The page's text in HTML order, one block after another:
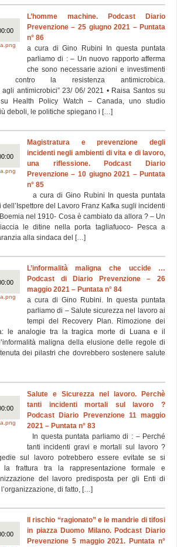
L’homme machine. Podcast Diario
Prevenzione – 25 giugno 2021 – Puntata
n° 86
a cura di Gino Rubini In questa puntata
parliamo di : – Un nuovo rapporto afferma
che sono necessarie azioni e investimenti
contro la resistenza antimicrobica.
agli antimicrobici” 23/ 06/ 2021 • Raisa Santos su
Health Policy Watch – Canada, uno studio
deboli, le politiche spiegano i […]
Magistratura e prevenzione degli
incidenti negli ambienti di vita e di lavoro,
una riflessione. Podcast Diario
Prevenzione – 10 giugno 2021 – Puntata
n° 85
a cura di Gino Rubini In questa puntata
del Lavoro Franz Kafka sugli incidenti
nel 1910- Cosa è cambiato da allora ? – Un
le ditine nella porta tagliafuoco- Pesca a
alla sindaca del […]
L’informalità maligna che uccide …
Podcast di Diario Prevenzione – 26
maggio 2021 – Puntata n° 84
a cura di Gino Rubini. In questa puntata
parliamo di – Salute sicurezza nel lavoro ai
tempi del Recovery Plan. Rimozione dei
le analogie tra la tragica morte di Luana e il
maligna della elusione delle regole di
dei pilastri che dovrebbero sostenere salute
Salute e Sicurezza nel lavoro. Perchè
tanti incidenti mortali sul lavoro ?
Podcast Diario Prevenzione 11 maggio
2021 – Puntata n° 83
In questa puntata parliamo di : – Perché
tanti incidenti gravi e mortali sul lavoro ?
sul lavoro potrebbero essere evitate se si
la frattura tra la rappresentazione formale e
del lavoro predisposta per gli Enti di
di fatto, […]
Il rischio “ragionato” e le mandrie di tifosi
in piazza Duomo Milano. Podcast Diario
Prevenzione 5 maggio 2021. Puntata n°